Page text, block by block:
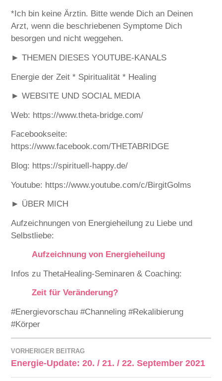
*Ich bin keine Ärztin. Bitte wende Dich an Deinen
Arzt, wenn die beschriebenen Symptome Dich
besorgen und nicht weggehen.
► THEMEN DIESES YOUTUBE-KANALS
Energie der Zeit * Spiritualität * Healing
► WEBSITE UND SOCIAL MEDIA
Web: https://www.theta-bridge.com/
Facebookseite:
https://www.facebook.com/THETABRIDGE
Blog: https://spirituell-happy.de/
Youtube: https://www.youtube.com/c/BirgitGolms
► ÜBER MICH
Aufzeichnungen von Energieheilung zu Liebe und
Selbstliebe:
Aufzeichnung von Energieheilung
Infos zu ThetaHealing-Seminaren & Coaching:
Zeit für Veränderung?
#Energievorschau #Channeling #Rekalibierung
#Körper
VORHERIGER BEITRAG
Energie-Update: 20. / 21. / 22. September 2021